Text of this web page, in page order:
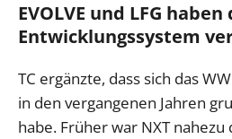
EVOLVE und LFG haben
Entwicklungssystem
TC ergänzte, dass sich das
in den vergangenen Jahren
habe. Früher war NXT